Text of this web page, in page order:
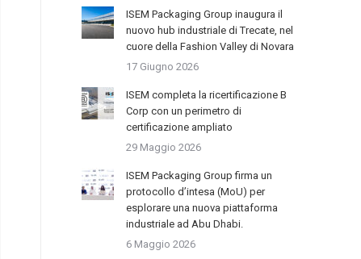
ISEM Packaging Group inaugura il
nuovo hub industriale di Trecate, nel
cuore della Fashion Valley di Novara
17 Giugno 2026
ISEM completa la ricertificazione B
Corp con un perimetro di
certificazione ampliato
29 Maggio 2026
ISEM Packaging Group firma un
protocollo d’intesa (MoU) per
esplorare una nuova piattaforma
industriale ad Abu Dhabi.
6 Maggio 2026